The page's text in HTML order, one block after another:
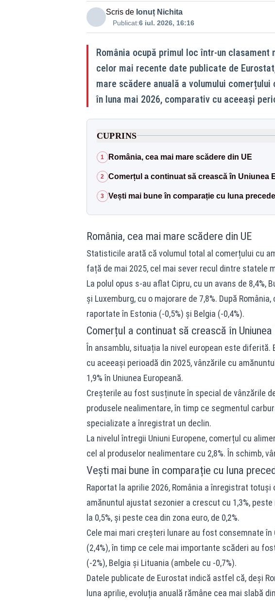
Scris de Ionuț Nichita
Publicat:6 iul. 2026, 16:16
România ocupă primul loc într-un
celor mai recente date publicate de
mare scădere anuală a volumului comerțului
în luna mai 2026, comparativ cu aceeași
CUPRINS
1 România, cea mai mare scădere din UE
2 Comerțul a continuat să crească în Uniunea
3 Vești mai bune în comparație cu luna
România, cea mai mare scădere din UE
Statisticile arată că volumul total al comerțului cu
față de mai 2025, cel mai sever recul dintre statele
La polul opus s-au aflat Cipru, cu un avans de 8,4%,
și Luxemburg, cu o majorare de 7,8%. După
raportate în Estonia (-0,5%) și Belgia (-0,4%).
Comerțul a continuat să crească în Uniunea
În ansamblu, situația la nivel european este diferită.
cu aceeași perioadă din 2025, vânzările cu
1,9% în Uniunea Europeană.
Creșterile au fost susținute în special de vânzările
produsele nealimentare, în timp ce segmentul
specializate a înregistrat un declin.
La nivelul întregii Uniuni Europene, comerțul cu
cel al produselor nealimentare cu 2,8%. În schimb,
Vești mai bune în comparație cu luna
Raportat la aprilie 2026, România a înregistrat
amănuntul ajustat sezonier a crescut cu 1,3%,
la 0,5%, și peste cea din zona euro, de 0,2%.
Cele mai mari creșteri lunare au fost consemnate în
(2,4%), în timp ce cele mai importante scăderi au
(-2%), Belgia și Lituania (ambele cu -0,7%).
Datele publicate de Eurostat indică astfel că, deși
luna aprilie, evoluția anuală rămâne cea mai slabă